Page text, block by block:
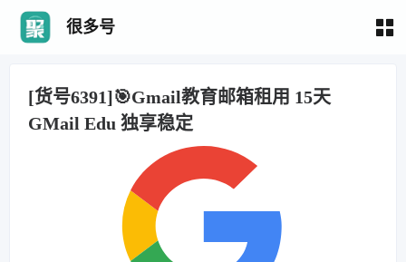
很多号
[货号6391]🎯Gmail教育邮箱租用 15天
GMail Edu 独享稳定